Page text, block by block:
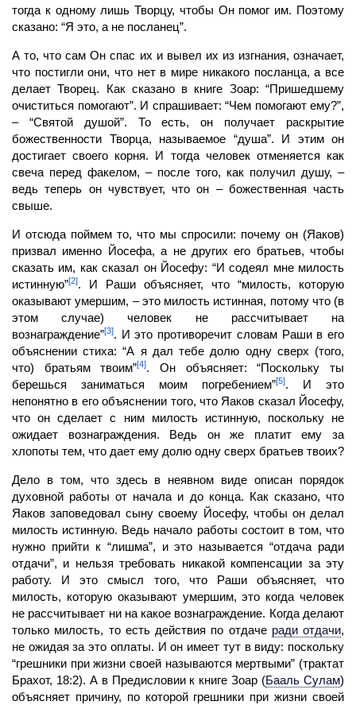
тогда к одному лишь Творцу, чтобы Он помог им. Поэтому
сказано: “Я это, а не посланец”.
А то, что сам Он спас их и вывел их из изгнания, означает,
что постигли они, что нет в мире никакого посланца, а все
делает Творец. Как сказано в книге Зоар: “Пришедшему
очиститься помогают”. И спрашивает: “Чем помогают ему?”,
– “Святой душой”. То есть, он получает раскрытие
божественности Творца, называемое “душа”. И этим он
достигает своего корня. И тогдачеловек отменяется как
свеча перед факелом, – после того, как получил душу, –
ведь теперь он чувствует, что он – божественная часть
свыше.
И отсюда поймем то, что мы спросили: почему он (Яаков)
призвал именно Йосе­фа, а не других его братьев, чтобы
сказать им, как сказал он Йосефу: “И содеял мне милость
истинную”[2]. И Раши объясняет, что “милость, которую
оказывают умер­шим, – это милость истинная, потому что (в
этом случае) человек не рассчитывает на
вознаграждение”[3]. И это противоречит словам Раши в его
объяснении стиха: “А я дал тебе долю одну сверх (того,
что) братьям твоим”[4]. Он объясняет: “Поскольку ты
берешься заниматься моим погребением”[5]. И это
непонятно в его объяснении того, что Яаков сказал Йосефу,
что он сделает с ним милость истинную, поскольку не
ожидает вознаграждения. Ведь он же платит ему за
хлопоты тем, что дает ему долю одну сверх братьев твоих?
Дело в том, что здесь в неявном виде описан порядок
духовной работы от начала и до конца. Как сказано, что
Яаков заповедовал сыну своему Йосефу, чтобы он делал
милость истинную. Ведь начало работы состоит в том, что
нужно прийти к “лишма”, и это называется “отдача ради
отдачи”, и нельзя требовать никакой компенсации за эту
работу. И это смысл того, что Раши объясняет, что
милость, которую оказывают умершим, это когда человек
не рассчитывает ни на какое вознаграждение. Когда делают
только милость, то есть действия по отдаче ради отдачи,
не ожидая за это оплаты. И он имеет тут в виду: поскольку
“грешники при жизни своей называются мертвыми” (трактат
Брахот, 18:2). А в Предисловии к книге Зоар (Бааль Сулам)
объясняет причину, по которой грешники при жизни своей